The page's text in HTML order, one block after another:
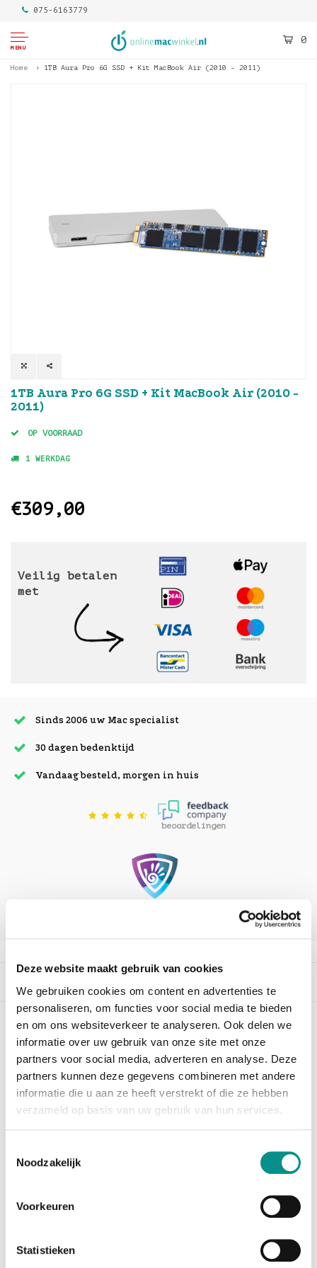
Deze website maakt gebruik van cookies
We gebruiken cookies om content en advertenties te
personaliseren, om functies voor social media te bieden
en om ons websiteverkeer te analyseren. Ook delen we
informatie over uw gebruik van onze site met onze
partners voor social media, adverteren en analyse. Deze
partners kunnen deze gegevens combineren met andere
informatie die u aan ze heeft verstrekt of die ze hebben
verzameld op basis van uw gebruik van hun services.
Noodzakelijk
Voorkeuren
Statistieken
075-6163779
MENU
0
Home 1TB Aura Pro 6G SSD + Kit MacBook Air (2010 - 2011)
1TB Aura Pro 6G SSD + Kit MacBook Air (2010 -
2011)
OP VOORRAAD
1 WERKDAG
€309,00
Veilig betalen
met
Sinds 2006 uw Mac specialist
30 dagen bedenktijd
Vandaag besteld, morgen in huis
beoordelingen
OWC 1TB Aura Pro 6G SSD + Envoy kit
MacBook Air (2010-2011)
Te weinig opslagcapaciteit in uw MacBook Air? De OWC
1TB Aura Pro 6G SSD biedt uitkomst. Vervang de
huidige
Hiervindt u de installatiehandleiding voor het
schijf.
1 x 1TB Aura Pro 6G SSD
1 x USB3.0 behuizing voor de SSD uit de MacBook Air